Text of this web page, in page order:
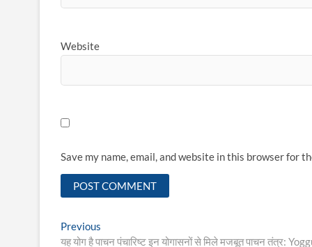
Website
Save my name, email, and website in this browser for
Post
Previous
post:
यह योग है पाचन पंचारिष्ट इन योगासनों से मिले मजबूत पाचन तंत्र: